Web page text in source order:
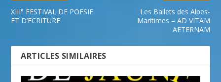
XIII° FESTIVAL DE POESIE
ET D’ECRITURE
Les Ballets des Alpes-
Maritimes – AD VITAM
AETERNAM
ARTICLES SIMILAIRES